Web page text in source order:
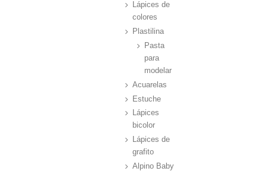
Lápices de
colores
Plastilina
Pasta
para
modelar
Acuarelas
Estuche
Lápices
bicolor
Lápices de
grafito
Alpino Baby